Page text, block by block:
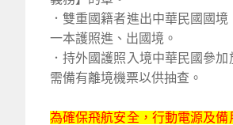
．雙重國籍者進出中華民國國境
一本護照進、出國境。
．持外國護照入境中華民國參加
需備有離境機票以供抽查。
為確保飛航安全，行動電源及備